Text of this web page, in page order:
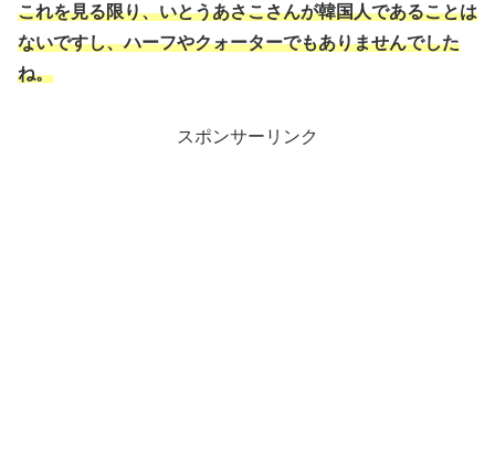
これを見る限り、いとうあさこさんが韓国人であることは
ないですし、ハーフやクォーターでもありませんでした
ね。
スポンサーリンク